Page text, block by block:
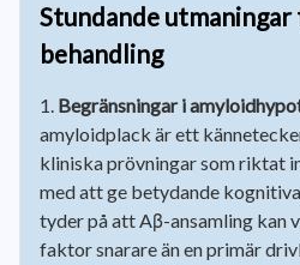
Stundande
behandling
Begränsningar i
amyloidplack är ett
kliniska prövningar som riktat
med att ge betydande
tyder på att Aβ-ansamling kan
faktor snarare än en primär